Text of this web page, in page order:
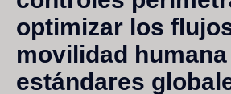
optimizar los
movilidad
estándares